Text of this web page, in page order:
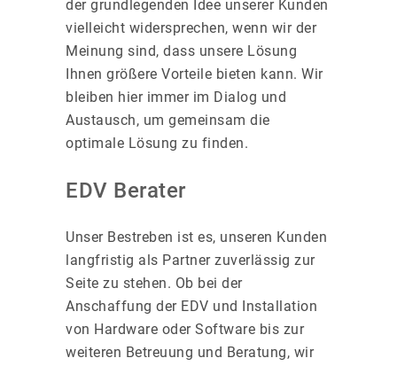
der grundlegenden Idee unserer Kunden
vielleicht widersprechen, wenn wir der
Meinung sind, dass unsere Lösung
Ihnen größere Vorteile bieten kann. Wir
bleiben hier immer im Dialog und
Austausch, um gemeinsam die
optimale Lösung zu finden.
EDV Berater
Unser Bestreben ist es, unseren Kunden
langfristig als Partner zuverlässig zur
Seite zu stehen. Ob bei der
Anschaffung der EDV und Installation
von Hardware oder Software bis zur
weiteren Betreuung und Beratung, wir